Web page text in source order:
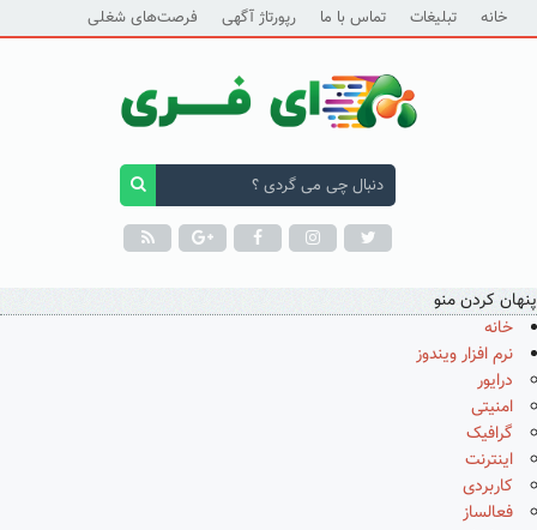
خانه تبلیغات تماس با ما رپورتاژ آگهی فرصت‌های شغلی
پنهان کردن منو
خانه
نرم افزار ویندوز
درایور
امنیتی
گرافیک
اینترنت
کاربردی
فعالساز